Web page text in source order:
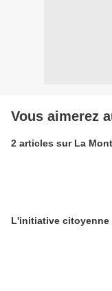
Vous aimerez
2 articles sur La
L'initiative citoyenne